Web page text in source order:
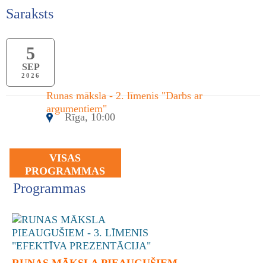
Saraksts
5
SEP
2026
Runas māksla - 2. līmenis "Darbs ar
argumentiem"
Rīga, 10:00
VISAS
PROGRAMMAS
Programmas